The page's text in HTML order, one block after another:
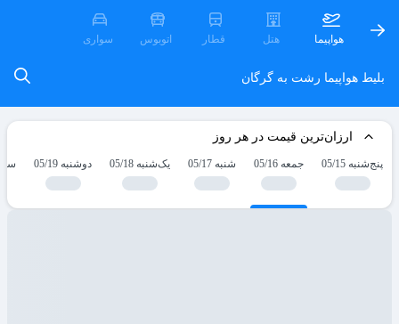
هواپیما هتل قطار اتوبوس سواری
بلیط هواپیما رشت به گرگان
ارزان‌ترین قیمت در هر روز
پنج‌شنبه 05/15 جمعه 05/16 شنبه 05/17 یک‌شنبه 05/18 دوشنبه 05/19